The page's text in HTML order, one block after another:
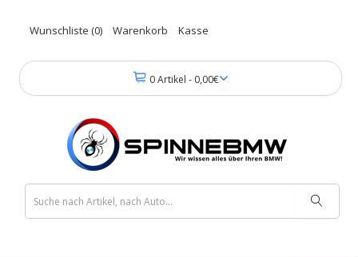
Wunschliste (0) Warenkorb Kasse
0 Artikel - 0,00€